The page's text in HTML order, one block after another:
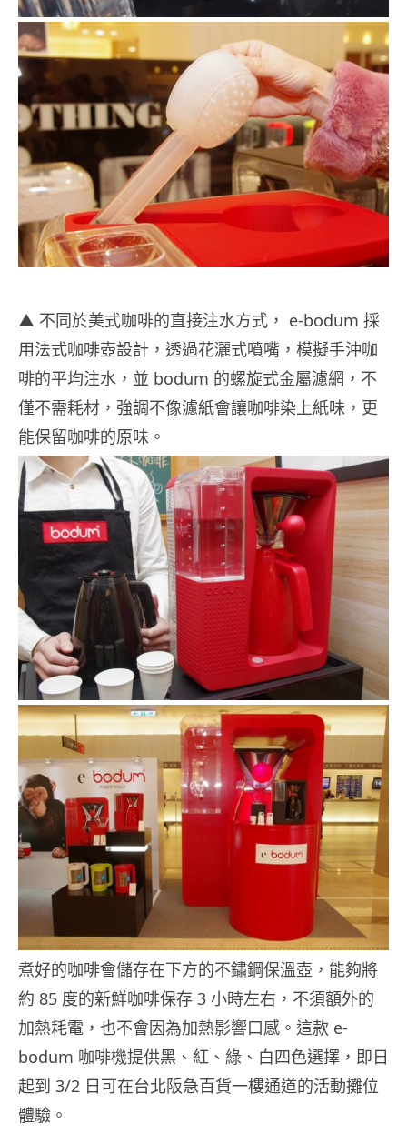
▲ 不同於美式咖啡的直接注水方式， e-bodum 採
用法式咖啡壺設計，透過花灑式噴嘴，模擬手沖咖
啡的平均注水，並 bodum 的螺旋式金屬濾網，不
僅不需耗材，強調不像濾紙會讓咖啡染上紙味，更
能保留咖啡的原味。
煮好的咖啡會儲存在下方的不鏽鋼保溫壺，能夠將
約 85 度的新鮮咖啡保存 3 小時左右，不須額外的
加熱耗電，也不會因為加熱影響口感。這款 e-
bodum 咖啡機提供黑、紅、綠、白四色選擇，即日
起到 3/2 日可在台北阪急百貨一樓通道的活動攤位
體驗。